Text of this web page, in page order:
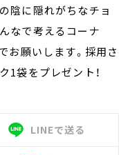
陰に隠れがちなチョ
なで考えるコーナ
お願いします。採用さ
1袋をプレゼント！
LINEで送る